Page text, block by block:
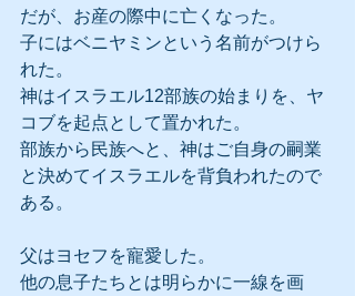
だが、お産の際中に亡くなった。
子にはベニヤミンという名前がつけら
れた。
神はイスラエル12部族の始まりを、ヤ
コブを起点として置かれた。
部族から民族へと、神はご自身の嗣業
と決めてイスラエルを背負われたので
ある。
父はヨセフを寵愛した。
他の息子たちとは明らかに一線を画